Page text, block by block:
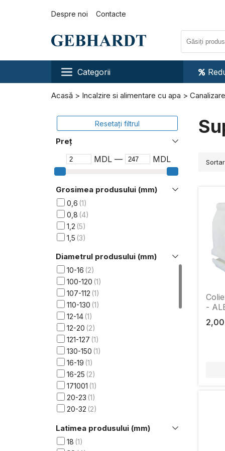
Despre noi Contacte
Categorii
Acasă Incalzire si alimentare cu apa Canalizare
Resetați filtrul
Preț
MDL — MDL
Grosimea produsului (mm)
0,6 1
0,8 4
1,2 5
1,5 3
Diametrul produsului (mm)
10-16 2
100-120 1
107-112 1
110-130 1
12-14 1
12-20 2
121-127 1
130-150 1
16-19 1
16-25 2
171001 1
20-23 1
20-32 2
26-28 1
26-30
Latimea produsului (mm)
18 1
-
2,00